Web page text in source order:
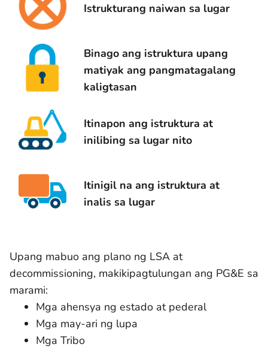
Istrukturang naiwan sa lugar
Binago ang istruktura upang
matiyak ang pangmatagalang
kaligtasan
Itinapon ang istruktura at
inilibing sa lugar nito
Itinigil na ang istruktura at
inalis sa lugar
Upang mabuo ang plano ng LSA at
decommissioning, makikipagtulungan ang PG&E sa
marami:
Mga ahensya ng estado at pederal
Mga may-ari ng lupa
Mga Tribo